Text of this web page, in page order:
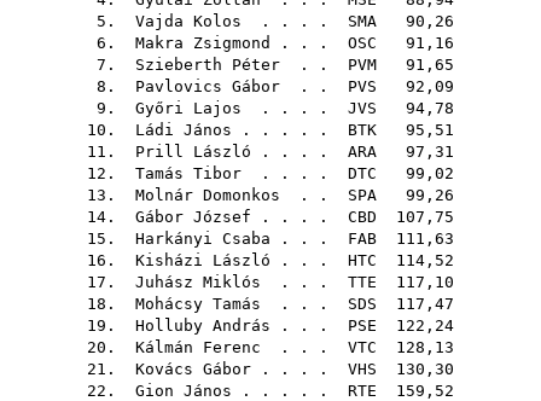
5. Vajda Kolos . . . . SMA 90,26
6. Makra Zsigmond . . . OSC 91,16
7. Szieberth Péter . . PVM 91,65
8. Pavlovics Gábor . . PVS 92,09
9. Győri Lajos . . . . JVS 94,78
10. Ládi János . . . . . BTK 95,51
11. Prill László . . . . ARA 97,31
12. Tamás Tibor . . . . DTC 99,02
13. Molnár Domonkos . . SPA 99,26
14. Gábor József . . . . CBD 107,75
15. Harkányi Csaba . . . FAB 111,63
16. Kisházi László . . . HTC 114,52
17. Juhász Miklós . . . TTE 117,10
18. Mohácsy Tamás . . . SDS 117,47
19. Holluby András . . . PSE 122,24
20. Kálmán Ferenc . . . VTC 128,13
21. Kovács Gábor . . . . VHS 130,30
22. Gion János . . . . . RTE 159,52